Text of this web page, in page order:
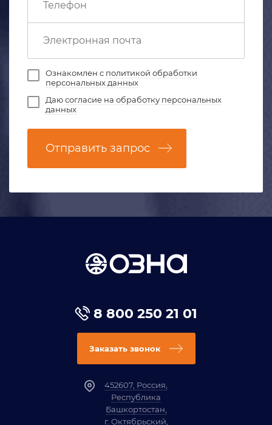
Ознакомлен с политикой обработки
персональных данных
Даюсогласие на обработку персональных
данных
Отправить запрос
8 800 250 21 01
Заказать звонок
452607, Россия,
Республика
Башкортостан,
г. Октябрьский,